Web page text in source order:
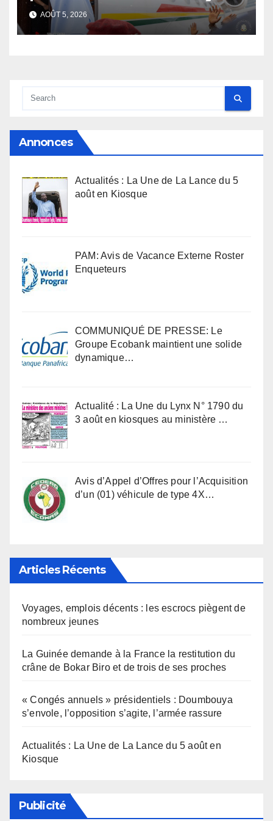
s’envole, l’opposition s’agite,
l’armée rassure
AOÛT 5, 2026
Annonces
Actualités : La Une de La Lance du 5
août en Kiosque
PAM: Avis de Vacance Externe Roster
Enqueteurs
COMMUNIQUÉ DE PRESSE: Le
Groupe Ecobank maintient une solide
dynamique…
Actualité : La Une du Lynx N° 1790 du
3 août en kiosques au ministère …
Avis d’Appel d’Offres pour l’Acquisition
d’un (01) véhicule de type 4X…
Articles Récents
Voyages, emplois décents : les escrocs piègent de
nombreux jeunes
La Guinée demande à la France la restitution du
crâne de Bokar Biro et de trois de ses proches
« Congés annuels » présidentiels : Doumbouya
s’envole, l’opposition s’agite, l’armée rassure
Actualités : La Une de La Lance du 5 août en
Kiosque
Publicité